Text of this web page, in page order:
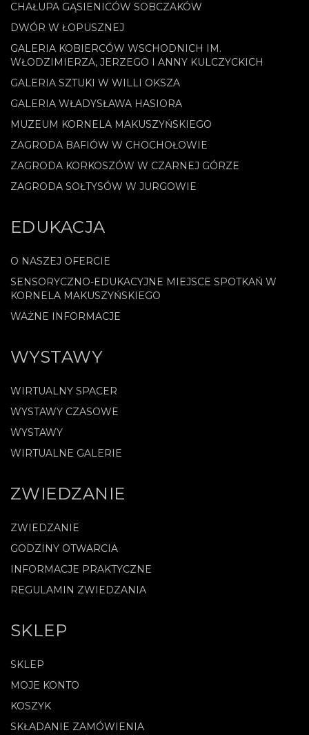
CHAŁUPA GĄSIENICÓW SOBCZAKÓW
DWÓR W ŁOPUSZNEJ
GALERIA KOBIERCÓW WSCHODNICH IM.
WŁODZIMIERZA, JERZEGO I ANNY KULCZYCKICH
GALERIA SZTUKI W WILLI OKSZA
GALERIA WŁADYSŁAWA HASIORA
MUZEUM KORNELA MAKUSZYŃSKIEGO
ZAGRODA BAFIÓW W CHOCHOŁOWIE
ZAGRODA KORKOSZÓW W CZARNEJ GÓRZE
ZAGRODA SOŁTYSÓW W JURGOWIE
EDUKACJA
O NASZEJ OFERCIE
SENSORYCZNO-EDUKACYJNE MIEJSCE SPOTKAŃ W
KORNELA MAKUSZYŃSKIEGO
WAŻNE INFORMACJE
WYSTAWY
WIRTUALNY SPACER
WYSTAWY CZASOWE
WYSTAWY
WIRTUALNE GALERIE
ZWIEDZANIE
ZWIEDZANIE
GODZINY OTWARCIA
INFORMACJE PRAKTYCZNE
REGULAMIN ZWIEDZANIA
SKLEP
SKLEP
MOJE KONTO
KOSZYK
SKŁADANIE ZAMÓWIENIA